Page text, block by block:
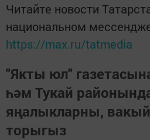
Читайте новости
национальном
https://max.ru/tatmedia
"Якты юл"
һәм Тукай
яңалыкларны,
торыгыз